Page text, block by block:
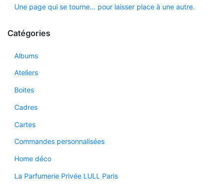
Une page qui se tourne… pour laisser place à une autre.
Catégories
Albums
Ateliers
Boites
Cadres
Cartes
Commandes personnalisées
Home déco
La Parfumerie Privée LULL Paris